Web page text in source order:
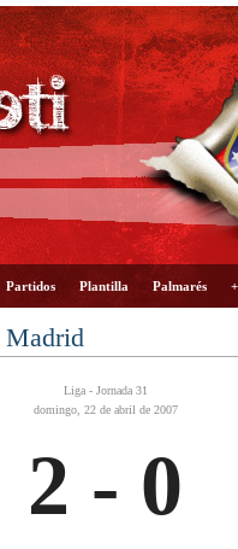
Partidos Plantilla Palmarés
Madrid
Liga - Jornada 31
domingo, 22 de abril de 2007
2 - 0